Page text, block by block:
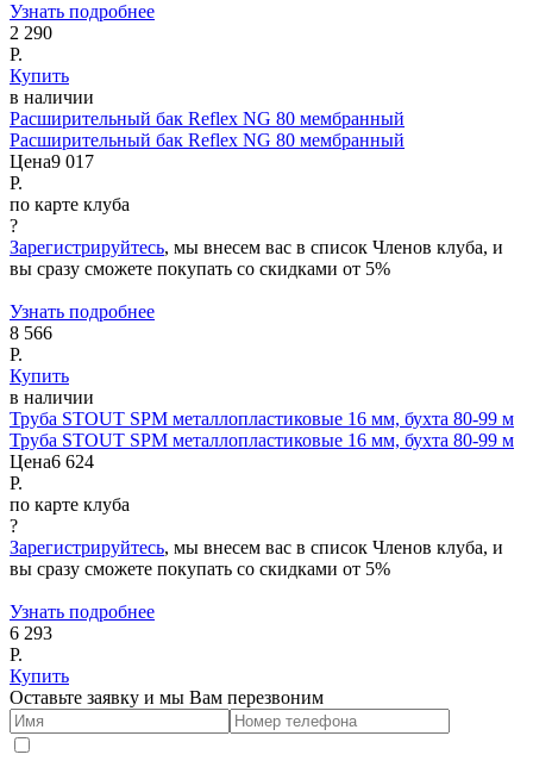
Узнать подробнее
2 290
Р.
Купить
в наличии
Расширительный бак Reflex NG 80 мембранный
Расширительный бак Reflex NG 80 мембранный
Цена9 017
Р.
по карте клуба
?
Зарегистрируйтесь, мы внесем вас в список Членов клуба, и
вы сразу сможете покупать со скидками от 5%
Узнать подробнее
8 566
Р.
Купить
в наличии
Труба STOUT SPM металлопластиковые 16 мм, бухта 80-99 м
Труба STOUT SPM металлопластиковые 16 мм, бухта 80-99 м
Цена6 624
Р.
по карте клуба
?
Зарегистрируйтесь, мы внесем вас в список Членов клуба, и
вы сразу сможете покупать со скидками от 5%
Узнать подробнее
6 293
Р.
Купить
Оставьте заявку и мы Вам перезвоним